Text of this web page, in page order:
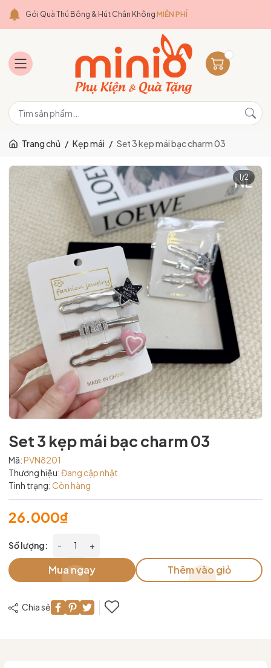
Gói Quà Thú Bông & Hút Chân Không MIỄN PHÍ
Trang chủ / Kẹp mái / Set 3 kẹp mái bạc charm 03
1/2
Set 3 kẹp mái bạc charm 03
Mã:PVN8201
Thương hiệu:Đang cập nhật
Tình trạng:Còn hàng
26.000₫
Số lượng: - +
Mua ngay Thêm vào giỏ
Chia sẻ